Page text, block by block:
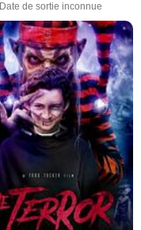
Date de sortie inconnue